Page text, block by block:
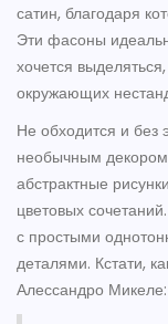
сатин, благодаря
Эти фасоны
хочется
окружающих
Не обходится и без
необычным
абстрактные
цветовых
с простыми
деталями. Кстати,
Алессандро Микеле: